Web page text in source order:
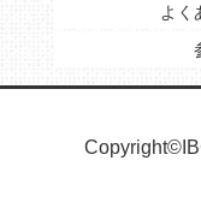
よく